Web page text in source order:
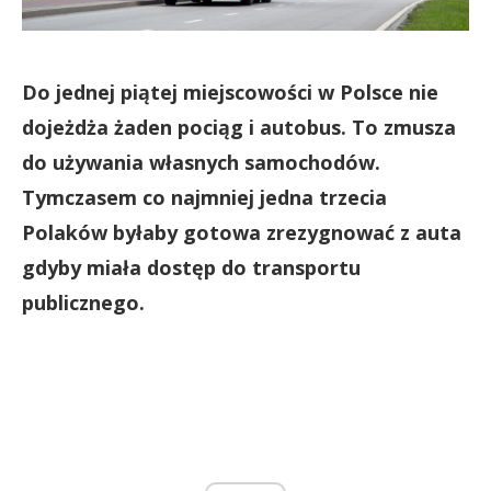
Do jednej piątej miejscowości w Polsce nie
dojeżdża żaden pociąg i autobus. To zmusza
do używania własnych samochodów.
Tymczasem co najmniej jedna trzecia
Polaków byłaby gotowa zrezygnować z auta
gdyby miała dostęp do transportu
publicznego.